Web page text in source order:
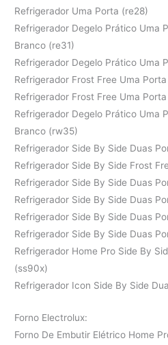
Refrigerador Uma Porta (re28)
Refrigerador Degelo Prático Uma
Branco (re31)
Refrigerador Degelo Prático Uma
Refrigerador Frost Free Uma
Refrigerador Frost Free Uma
Refrigerador Degelo Prático Uma
Branco (rw35)
Refrigerador Side By Side Duas
Refrigerador Side By Side Frost
Refrigerador Side By Side Duas
Refrigerador Side By Side Duas
Refrigerador Side By Side Duas
Refrigerador Side By Side Duas
Refrigerador Home Pro Side By
(ss90x)
Refrigerador Icon Side By Side
Forno Electrolux:
Forno De Embutir Elétrico Home